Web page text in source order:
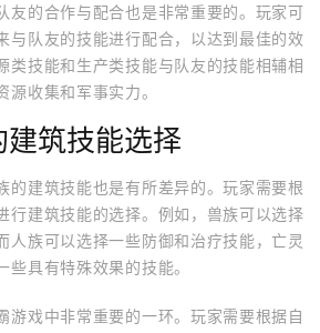
友的合作与配合也是非常重要的。玩家可
与队友的技能进行配合，以达到最佳的效
类技能和生产类技能与队友的技能相辅相
源收集和军事实力。
筑技能选择
的建筑技能也是有所差异的。玩家需要根
行建筑技能的选择。例如，兽族可以选择
人族可以选择一些防御和治疗技能，亡灵
些具有特殊效果的技能。
游戏中非常重要的一环。玩家需要根据自